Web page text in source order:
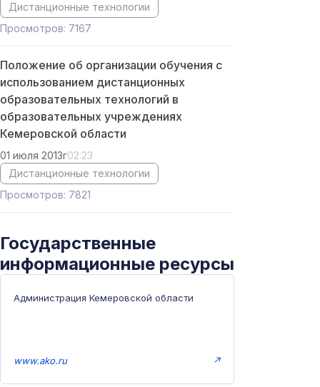
Дистанционные технологии
Просмотров: 7167
Положение об организации обучения с
использованием дистанционных
образовательных технологий в
образовательных учреждениях
Кемеровской области
01 июля 2013г02:23
Дистанционные технологии
Просмотров: 7821
Государственные
информационные ресурсы
Администрация Кемеровской области
www.ako.ru ↗